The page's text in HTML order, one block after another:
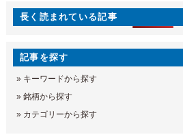
長く読まれている記事
記事を探す
» キーワードから探す
» 銘柄から探す
» カテゴリーから探す